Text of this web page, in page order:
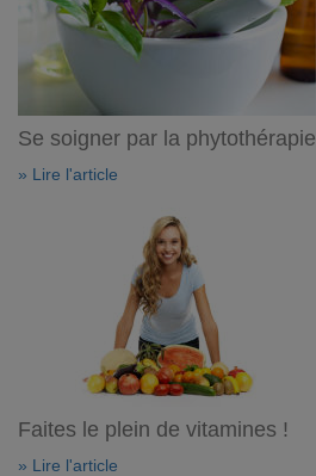
Se soigner par la phytothérapie
» Lire l'article
Faites le plein de vitamines !
» Lire l'article